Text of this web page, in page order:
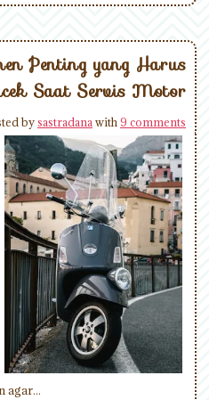
Penting yang Harus
Saat Servis Motor
bysastradana with 9 comments
agar...